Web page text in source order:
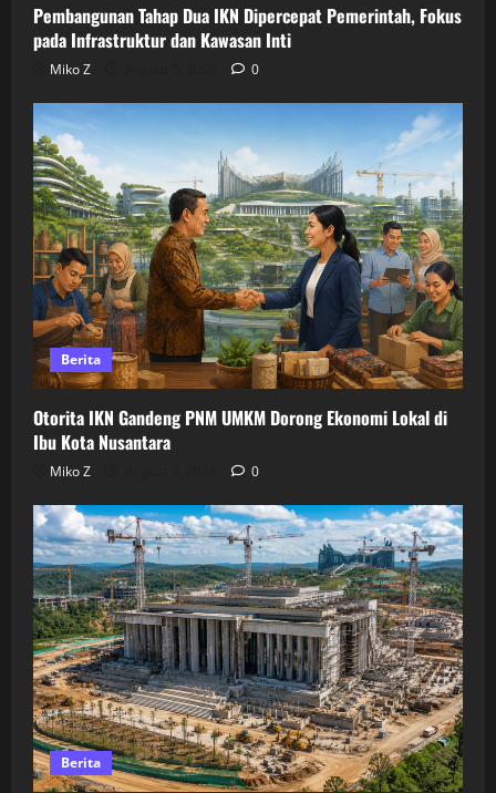
Pembangunan Tahap Dua IKN Dipercepat Pemerintah, Fokus
pada Infrastruktur dan Kawasan Inti
Miko Z 0
Berita
Otorita IKN Gandeng PNM UMKM Dorong Ekonomi Lokal di
Ibu Kota Nusantara
Miko Z 0
Berita